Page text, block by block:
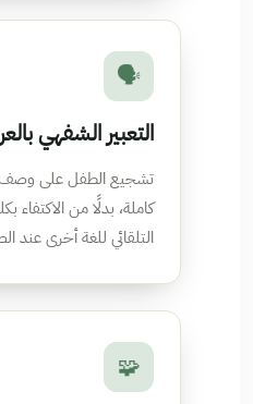
🗣️
التعبير الشفهي
تشجيع الطفل على وصف
كاملة، بدلًا من الاكتفاء
التلقائي للغة أخرى عند
🧩